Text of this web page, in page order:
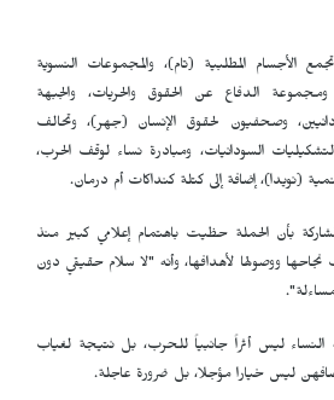
الأجسام المطلبية (تام)، والمجموعات النسوية
الدفاع عن الحقوق والحريات، والجبهة
وصحفيون لحقوق الإنسان (جهر)، وتحالف
التشكيليات السودانيات، ومبادرة نساء لوقف الحرب،
(نويدا)، إضافة إلى كتلة كنداكات أم درمان.
بأن الحملة حظيت باهتمام إعلامي كبير منذ
نجاحها ووصولها لأهدافها، وأنه "لا سلام حقيقي دون
ليس أثراً جانبياً للحرب، بل نتيجة لغياب
ليس خيارا مؤجلا، بل ضرورة عاجلة.